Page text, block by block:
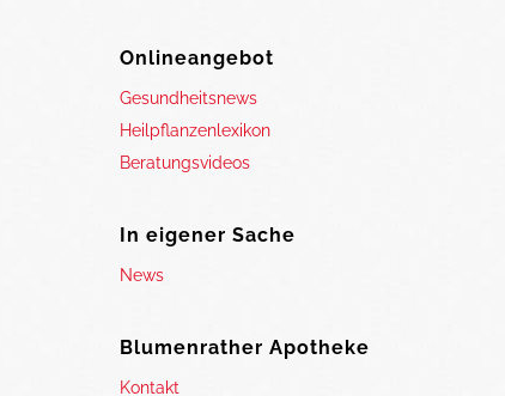
Onlineangebot
Gesundheitsnews
Heilpflanzenlexikon
Beratungsvideos
In eigener Sache
News
Blumenrather Apotheke
Kontakt